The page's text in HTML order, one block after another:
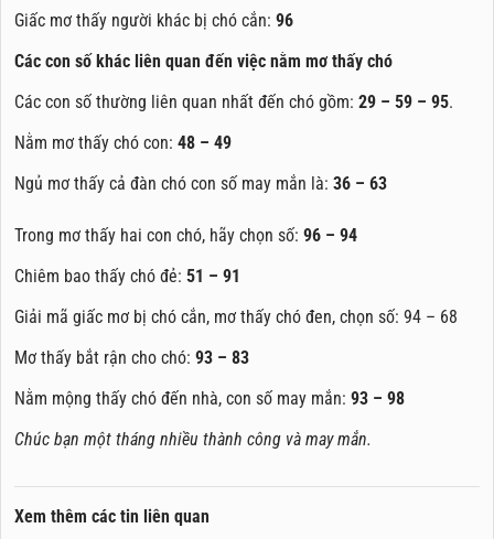
Giấc mơ thấy người khác bị chó cắn: 96
Các con số khác liên quan đến việc nằm mơ thấy chó
Các con số thường liên quan nhất đến chó gồm: 29 – 59 – 95.
Nằm mơ thấy chó con: 48 – 49
Ngủ mơ thấy cả đàn chó con số may mắn là: 36 – 63
Trong mơ thấy hai con chó, hãy chọn số: 96 – 94
Chiêm bao thấy chó đẻ: 51 – 91
Giải mã giấc mơ bị chó cắn, mơ thấy chó đen, chọn số: 94 – 68
Mơ thấy bắt rận cho chó: 93 – 83
Nằm mộng thấy chó đến nhà, con số may mắn: 93 – 98
Chúc bạn một tháng nhiều thành công và may mắn.
Xem thêm các tin liên quan